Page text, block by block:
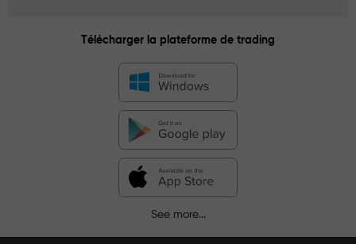
Télécharger la plateforme de trading
See more...